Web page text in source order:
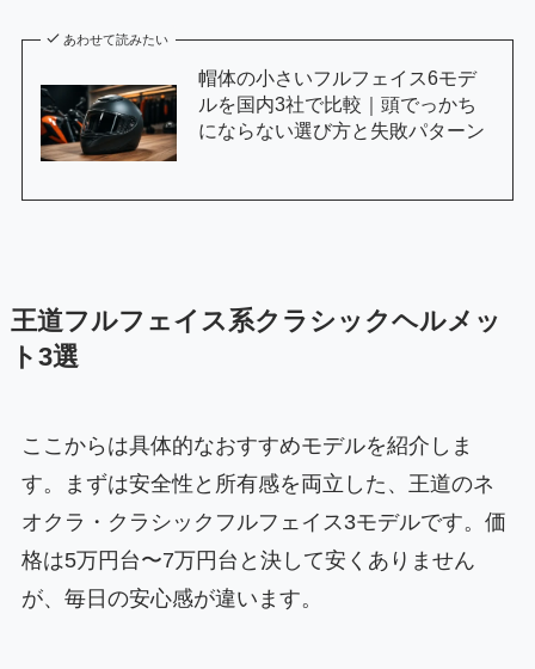
あわせて読みたい
帽体の小さいフルフェイス6モデ
ルを国内3社で比較｜頭でっかち
にならない選び方と失敗パターン
王道フルフェイス系クラシックヘルメッ
ト3選
ここからは具体的なおすすめモデルを紹介しま
す。まずは安全性と所有感を両立した、王道のネ
オクラ・クラシックフルフェイス3モデルです。価
格は5万円台〜7万円台と決して安くありません
が、毎日の安心感が違います。